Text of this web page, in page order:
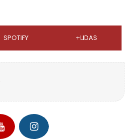
SPOTIFY +LIDAS